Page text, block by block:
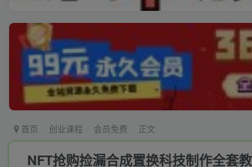
首页 创业课程 会员免费 正文
NFT抢购捡漏合成置换科技制作全套